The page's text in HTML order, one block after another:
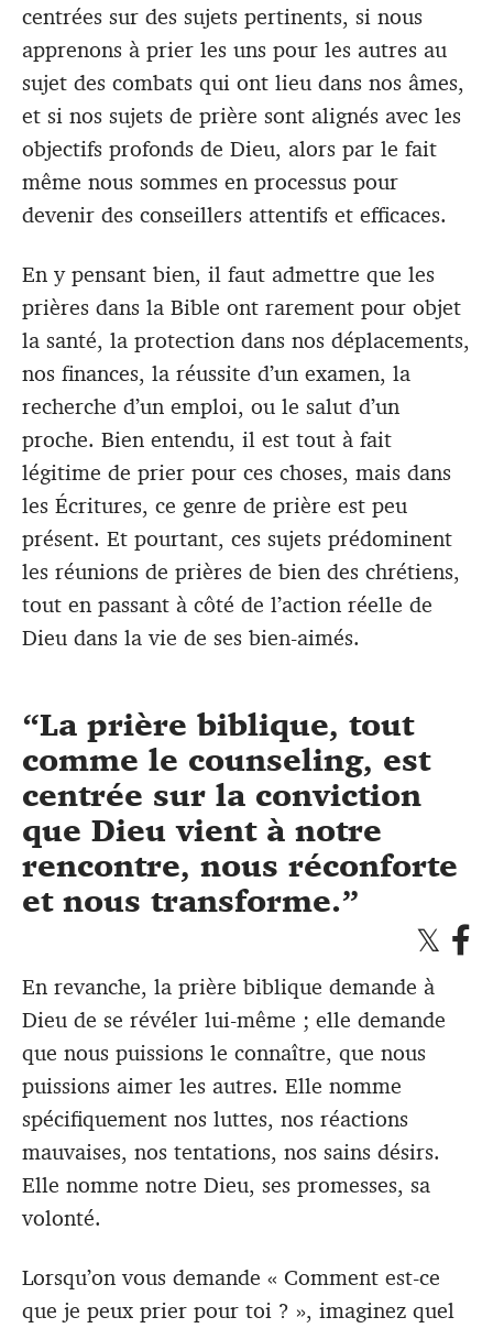
centrées sur des sujets pertinents, si nous
apprenons à prier les uns pour les autres au
sujet des combats qui ont lieu dans nos âmes,
et si nos sujets de prière sont alignés avec les
objectifs profonds de Dieu, alors par le fait
même nous sommes en processus pour
devenir des conseillers attentifs et efficaces.
En y pensant bien, il faut admettre que les
prières dans la Bible ont rarement pour objet
la santé, la protection dans nos déplacements,
nos finances, la réussite d’un examen, la
recherche d’un emploi, ou le salut d’un
proche. Bien entendu, il est tout à fait
légitime de prier pour ces choses, mais dans
les Écritures, ce genre de prière est peu
présent. Et pourtant, ces sujets prédominent
les réunions de prières de bien des chrétiens,
tout en passant à côté de l’action réelle de
Dieu dans la vie de ses bien-aimés.
La prière biblique, tout
comme le counseling, est
centrée sur la conviction
que Dieu vient à notre
rencontre, nous réconforte
et nous transforme.
En revanche, la prière biblique demande à
Dieu de se révéler lui-même ; elle demande
que nous puissions le connaître, que nous
puissions aimer les autres. Elle nomme
spécifiquement nos luttes, nos réactions
mauvaises, nos tentations, nos sains désirs.
Elle nomme notre Dieu, ses promesses, sa
volonté.
Lorsqu’on vous demande « Comment est-ce
que je peux prier pour toi ? », imaginez quel